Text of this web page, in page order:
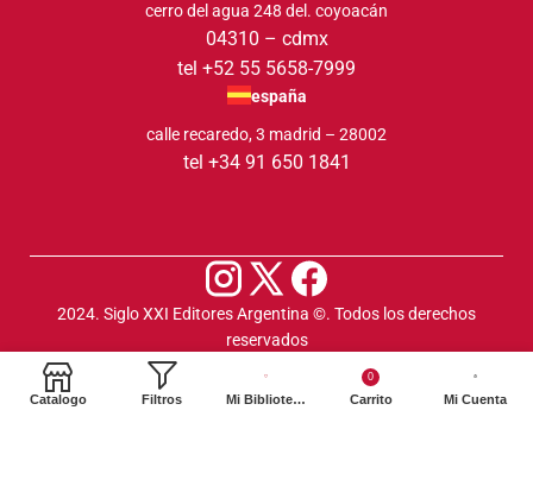
cerro del agua 248 del. coyoacán
04310 – cdmx
tel +52 55 5658-7999
españa
calle recaredo, 3 madrid – 28002
tel +34 91 650 1841
2024. Siglo XXI Editores Argentina ©️. Todos los derechos
reservados
Catalogo Filtros Mi Biblioteca
0
Carrito Mi Cuenta